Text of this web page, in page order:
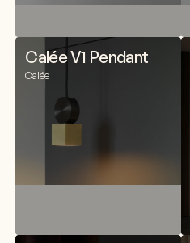
Calée V1 Pendant
Calée